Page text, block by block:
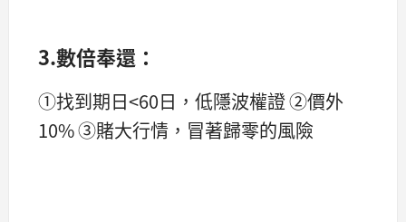
3.數倍奉還：
①找到期日<60日，低隱波權證 ②價外
10% ③賭大行情，冒著歸零的風險